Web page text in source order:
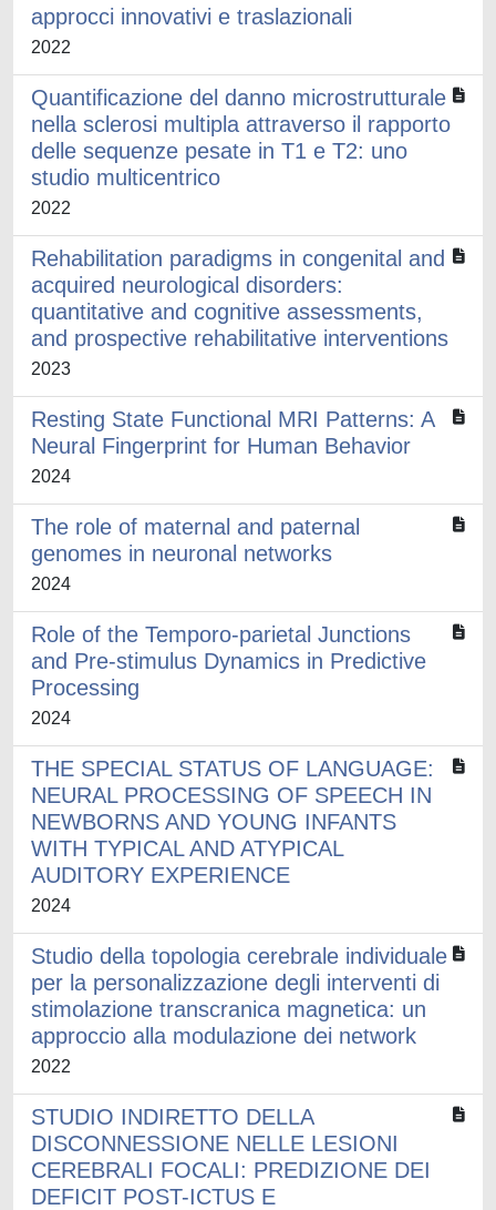
approcci innovativi e traslazionali
2022
Quantificazione del danno microstrutturale
nella sclerosi multipla attraverso il rapporto
delle sequenze pesate in T1 e T2: uno
studio multicentrico
2022
Rehabilitation paradigms in congenital and
acquired neurological disorders:
quantitative and cognitive assessments,
and prospective rehabilitative interventions
2023
Resting State Functional MRI Patterns: A
Neural Fingerprint for Human Behavior
2024
The role of maternal and paternal
genomes in neuronal networks
2024
Role of the Temporo-parietal Junctions
and Pre-stimulus Dynamics in Predictive
Processing
2024
THE SPECIAL STATUS OF LANGUAGE:
NEURAL PROCESSING OF SPEECH IN
NEWBORNS AND YOUNG INFANTS
WITH TYPICAL AND ATYPICAL
AUDITORY EXPERIENCE
2024
Studio della topologia cerebrale individuale
per la personalizzazione degli interventi di
stimolazione transcranica magnetica: un
approccio alla modulazione dei network
2022
STUDIO INDIRETTO DELLA
DISCONNESSIONE NELLE LESIONI
CEREBRALI FOCALI: PREDIZIONE DEI
DEFICIT POST-ICTUS E